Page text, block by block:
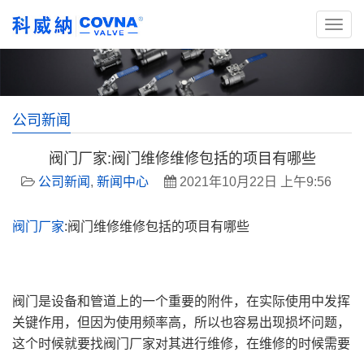
公司新闻
阀门厂家:阀门维修维修包括的项目有哪些
公司新闻 , 新闻中心 2021年10月22日 上午9:56
阀门厂家:阀门维修维修包括的项目有哪些
阀门是设备和管道上的一个重要的附件，在实际使用中发挥
关键作用，但因为使用频率高，所以也容易出现损坏问题，
这个时候就要找阀门厂家对其进行维修，在维修的时候需要